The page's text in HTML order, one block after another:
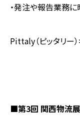
・発注や報告業務
Pittaly（ピッタリー
■第3回 関西物流